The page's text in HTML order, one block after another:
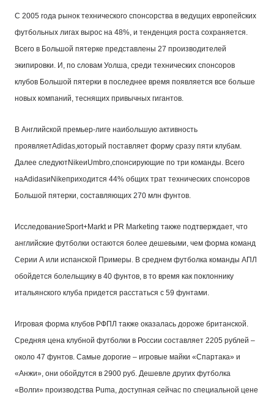
С 2005 года рынок технического спонсорства в ведущих европейских
футбольных лигах вырос на 48%, и тенденция роста сохраняется.
Всего в Большой пятерке представлены 27 производителей
экипировки. И, по словам Уолша, среди технических спонсоров
клубов Большой пятерки в последнее время появляется все больше
новых компаний, теснящих привычных гигантов.
В Английской премьер-лиге наибольшую активность
проявляетAdidas,который поставляет форму сразу пяти клубам.
Далее следуютNikeиUmbro,спонсирующие по три команды. Всего
наAdidasи Nikeприходится 44% общих трат технических спонсоров
Большой пятерки, составляющих 270 млн фунтов.
ИсследованиеSport+Markt и PR Marketing также подтверждает, что
английские футболки остаются более дешевыми, чем форма команд
Серии А или испанской Примеры. В среднем футболка команды АПЛ
обойдется болельщику в 40 фунтов, в то время как поклоннику
итальянского клуба придется расстаться с 59 фунтами.
Игровая форма клубов РФПЛ также оказалась дороже британской.
Средняя цена клубной футболки в России составляет 2205 рублей –
около 47 фунтов. Самые дорогие – игровые майки «Спартака» и
«Анжи», они обойдутся в 2900 руб. Дешевле других футболка
«Волги» производства Puma, доступная сейчас по специальной цене